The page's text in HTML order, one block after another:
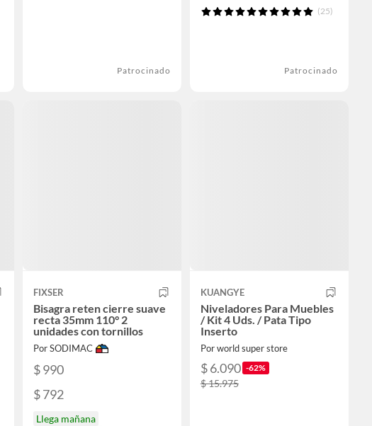
Patrocinado
(25)
Patrocinado
FIXSER
Bisagra reten cierre suave
recta 35mm 110° 2
unidades con tornillos
Por SODIMAC
$ 990
$ 792
Llega mañana
KUANGYE
Niveladores Para Muebles
/ Kit 4 Uds. / Pata Tipo
Inserto
Por world super store
$ 6.090 -62%
$ 15.975